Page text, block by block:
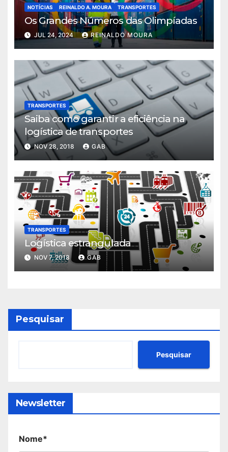
NOTÍCIAS REINALDO A. MOURA TRANSPORTES
Os Grandes Números das Olimpíadas
JUL 24, 2024 REINALDO MOURA
TRANSPORTES
Saiba como garantir a eficiência na
logística de transportes
NOV 28, 2018 GAB
TRANSPORTES
Logística estrangulada
NOV 7, 2018 GAB
Pesquisar
Pesquisar
Newsletter
Nome*